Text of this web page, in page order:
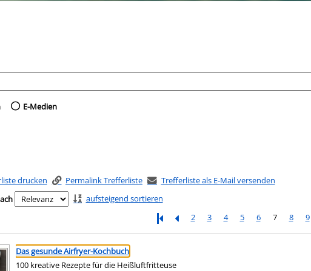
nach der Sie suchen wollen.
E-Medien
drucken Permalink Trefferliste
Trefferliste als E-Mail versenden
aufsteigend sortieren
2
3 4 5 6 7 8 9
springen
Das gesunde Airfryer-Kochbuch
100 kreative Rezepte für die Heißluftfritteuse